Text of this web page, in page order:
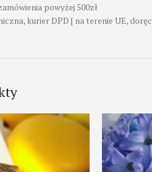
powyżej 500zł
kurier DPD [ na terenie UE,